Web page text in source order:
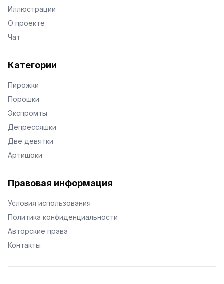
Иллюстрации
О проекте
Чат
Категории
Пирожки
Порошки
Экспромты
Депрессяшки
Две девятки
Артишоки
Правовая информация
Условия использования
Политика конфиденциальности
Авторские права
Контакты